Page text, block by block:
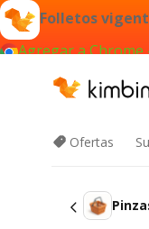
Folletos
Agregar a Chrome
Ofertas